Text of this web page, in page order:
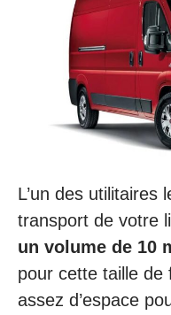
L’un des utilitaires
transport de votre
un volume de 10
pour cette taille de
assez d’espace